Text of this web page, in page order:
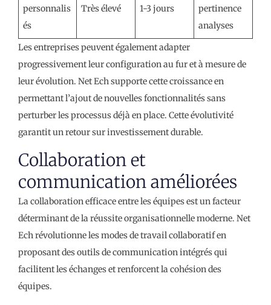
personnalis
és
Très élevé 1-3 jours
pertinence
analyses
Les entreprises peuvent également adapter
progressivement leur configuration au fur et à mesure de
leur évolution. Net Ech supporte cette croissance en
permettant l’ajout de nouvelles fonctionnalités sans
perturber les processus déjà en place. Cette évolutivité
garantit un retour sur investissement durable.
Collaboration et
communication améliorées
La collaboration efficace entre les équipes est un facteur
déterminant de la réussite organisationnelle moderne. Net
Ech révolutionne les modes de travail collaboratif en
proposant des outils de communication intégrés qui
facilitent les échanges et renforcent la cohésion des
équipes.